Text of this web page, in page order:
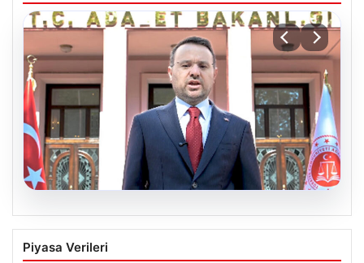
Bakan Gürlek’ten Çerçeve Yasa
Açıklaması: Hukuk Devleti İlkeleri
Piyasa Verileri